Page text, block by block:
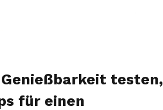
testen,
für einen